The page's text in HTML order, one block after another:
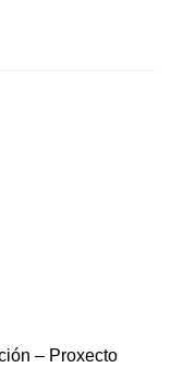
– Proxecto